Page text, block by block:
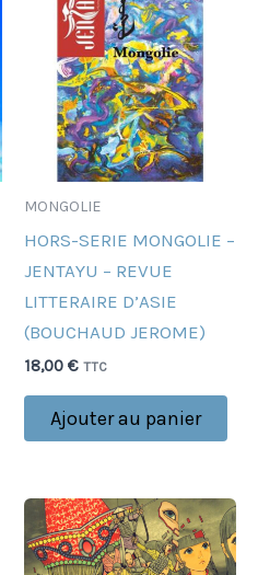
MONGOLIE
HORS-SERIE MONGOLIE –
JENTAYU – REVUE
LITTERAIRE D’ASIE
(BOUCHAUD JEROME)
18,00 € TTC
Ajouter au panier